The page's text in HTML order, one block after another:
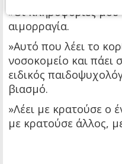
»Οι πληροφορίες μου
αιμορραγία.
»Αυτό που λέει το
νοσοκομείο και πάει
ειδικός
βιασμό.
»Λέει με κρατούσε ο
με κρατούσε άλλος,